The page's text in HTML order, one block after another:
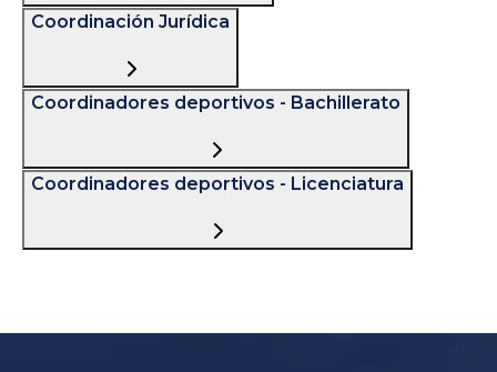
Coordinación Jurídica
Coordinadores deportivos - Bachillerato
Coordinadores deportivos - Licenciatura